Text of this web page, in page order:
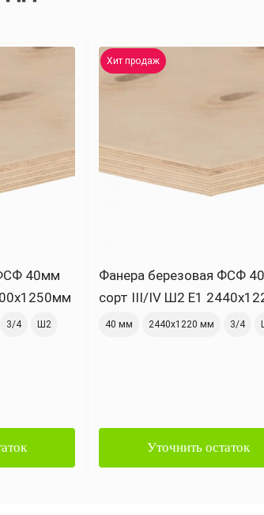
40мм
3/4 Ш2
Хит продаж
Фанера березовая ФСФ
сорт III/IV Ш2 Е1
40 мм 2440х1220 мм 3/4
Уточнить остаток